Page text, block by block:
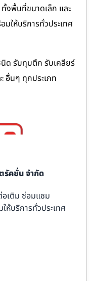
งพื้นที่ขนาดเล็ก และ
ให้บริการทั่วประเทศ
ด รับทุบตึก รับเคลียร์
อื่นๆ ทุกประเภท
รัคชั่น จำกัด
อเติม ซ่อมแซม
ห้บริการทั่วประเทศ